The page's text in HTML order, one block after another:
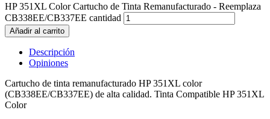
HP 351XL Color Cartucho de Tinta Remanufacturado - Reemplaza
CB338EE/CB337EE cantidad
Añadir al carrito
Descripción
Opiniones
Cartucho de tinta remanufacturado HP 351XL color
(CB338EE/CB337EE) de alta calidad. Tinta Compatible HP 351XL
Color